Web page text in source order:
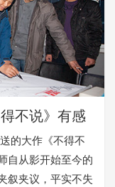
不说》有感
大作《不得不
自从影开始至今的
叙夹议，平实不失